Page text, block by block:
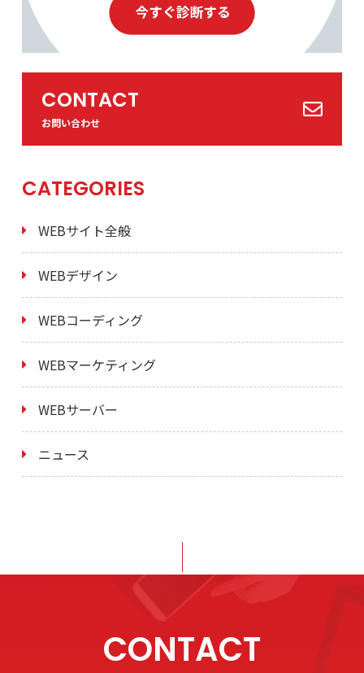
CONTACT
お問い合わせ
CATEGORIES
WEBサイト全般
WEBデザイン
WEBコーディング
WEBマーケティング
WEBサーバー
ニュース
CONTACT